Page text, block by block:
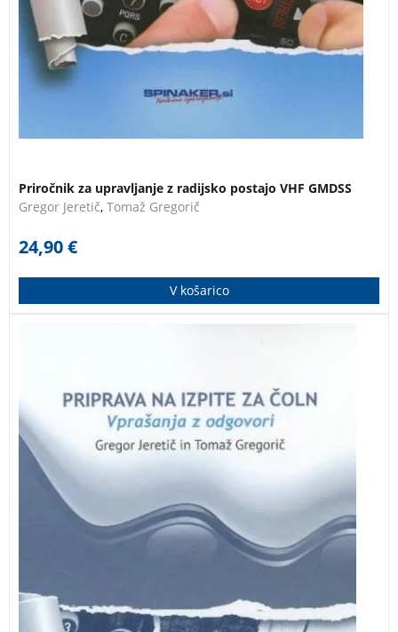
Priročnik za upravljanje z radijsko postajo VHF GMDSS
Gregor Jeretič, Tomaž Gregorič
24,90€
V košarico
ali celinskih vodah. K temu ga običajno vodi želja po
povsem samostojnem upravljanju čolna ali že sama
želja po pridobivanju novih znanj in s tem večji
samozavesti med plovbo po morju ali celinskih vodah.